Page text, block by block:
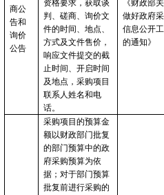
商公
告和
询价
公告
资格要求，获取谈
判、磋商、询价文
件的时间、地点、
方式及文件售价，
响应文件提交的截
止时间、开启时间
及地点，采购项目
联系人姓名和电
话。
《财政部
做好政府
信息公开
的通知》
采购项目的预算金
额以财政部门批复
的部门预算中的政
府采购预算为依
据；对于部门预算
批复前进行采购的